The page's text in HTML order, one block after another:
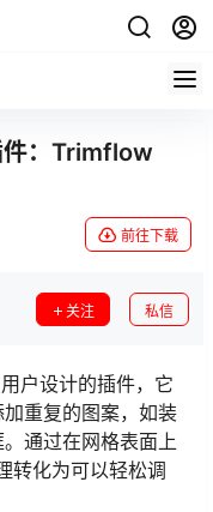
件：Trimflow
前往下载
关注 私信
户设计的插件，它
重复的图案，如装
通过在网格表面上
转化为可以轻松调